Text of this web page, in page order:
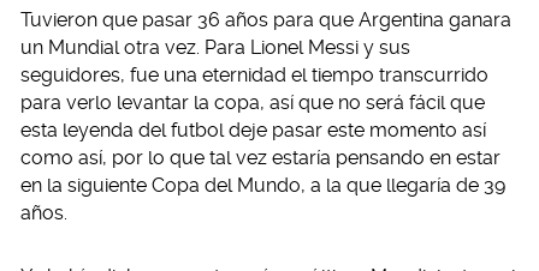
Tuvieron que pasar 36 años para que Argentina ganara
un Mundial otra vez. Para Lionel Messi y sus
seguidores, fue una eternidad el tiempo transcurrido
para verlo levantar la copa, así que no será fácil que
esta leyenda del futbol deje pasar este momento así
como así, por lo que tal vez estaría pensando en estar
en la siguiente Copa del Mundo, a la que llegaría de 39
años.